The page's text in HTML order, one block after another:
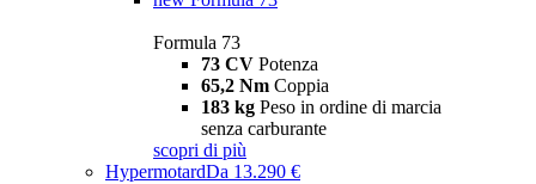
Formula 73
73 CV Potenza
65,2 Nm Coppia
183 kg Peso in ordine di marcia
senza carburante
scopri di più
HypermotardDa 13.290 €